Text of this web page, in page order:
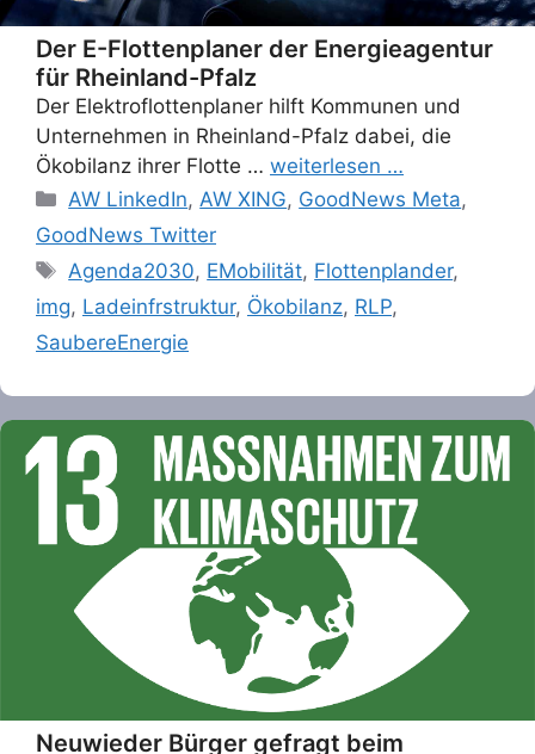
Der E-Flottenplaner der Energieagentur
für Rheinland-Pfalz
Der Elektroflottenplaner hilft Kommunen und
Unternehmen in Rheinland-Pfalz dabei, die
Ökobilanz ihrer Flotte … weiterlesen …
Categories
AW LinkedIn, AW XING, GoodNews Meta,
GoodNews Twitter
Tags
Agenda2030, EMobilität, Flottenplander,
img, Ladeinfrstruktur, Ökobilanz, RLP,
SaubereEnergie
Neuwieder Bürger gefragt beim